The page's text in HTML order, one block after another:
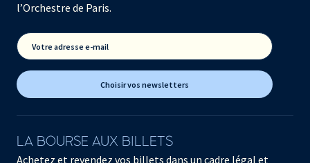
l’Orchestre de Paris.
Votre adresse e-mail
Choisir vos newsletters
LA BOURSE AUX BILLETS
Achetez et revendez vos billets dans un cadre légal et